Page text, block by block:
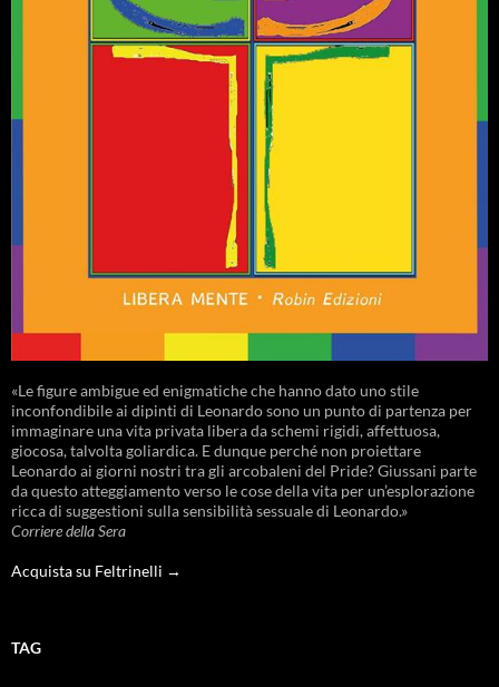
«Le figure ambigue ed enigmatiche che hanno dato uno stile
inconfondibile ai dipinti di Leonardo sono un punto di partenza per
immaginare una vita privata libera da schemi rigidi, affettuosa,
giocosa, talvolta goliardica. E dunque perché non proiettare
Leonardo ai giorni nostri tra gli arcobaleni del Pride? Giussani parte
da questo atteggiamento verso le cose della vita per un’esplorazione
ricca di suggestioni sulla sensibilità sessuale di Leonardo.»
Corriere della Sera
Acquista su Feltrinelli →
TAG